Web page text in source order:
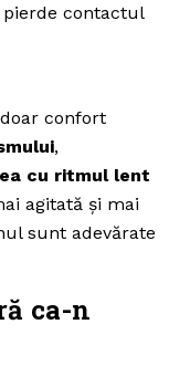
contactul
confort
,
cu ritmul lent
agitată și mai
sunt adevărate
ca-n